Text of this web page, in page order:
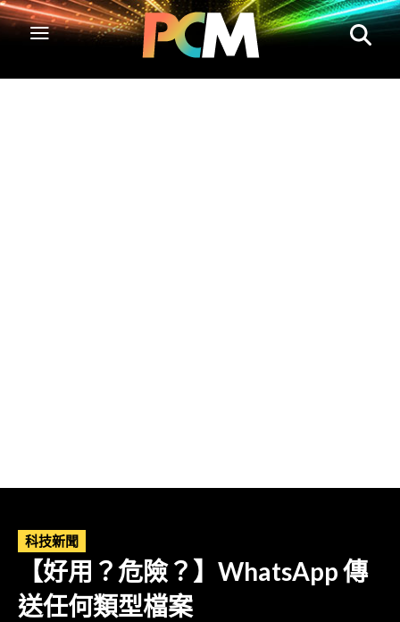
科技新聞
【好用？危險？】WhatsApp 傳
送任何類型檔案